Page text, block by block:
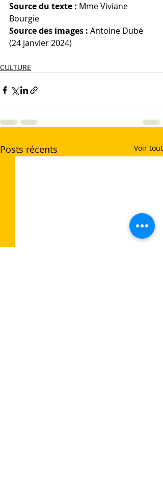
Source du texte : Mme Viviane
Bourgie
Source des images : Antoine Dubé
(24 janvier 2024)
CULTURE
Posts récents Voir tout